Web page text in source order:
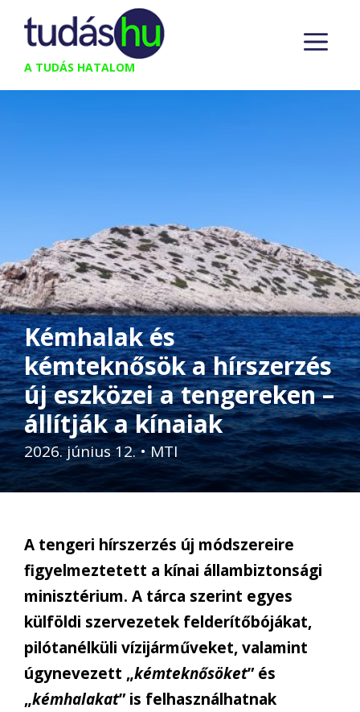
Kilépés
tartalomba
A TUDÁS HATALOM
Kémhalak és
kémteknősök a hírszerzés
új eszközei a tengereken –
állítják a kínaiak
2026. június 12.•MTI
A tengeri hírszerzés új módszereire
figyelmeztetett a kínai állambiztonsági
minisztérium. A tárca szerint egyes
külföldi szervezetek felderítőbójákat,
pilótanélküli vízijárműveket, valamint
úgynevezett „kémteknősöket” és
„kémhalakat” is felhasználhatnak